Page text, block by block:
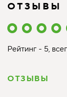
ОТЗЫВЫ
Рейтинг - 5,
ОТЗЫВЫ